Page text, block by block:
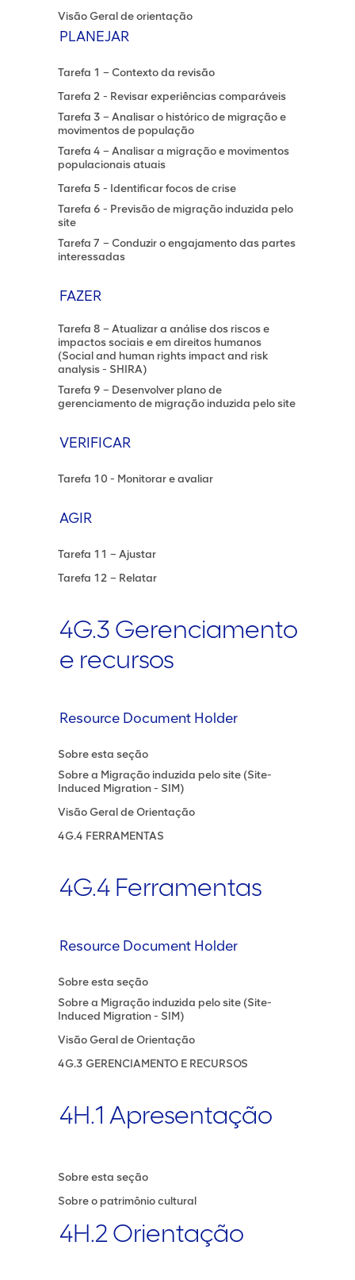
Visão Geral de orientação
PLANEJAR
Tarefa 1 – Contexto da revisão
Tarefa 2 - Revisar experiências comparáveis
Tarefa 3 – Analisar o histórico de migração e
movimentos de população
Tarefa 4 – Analisar a migração e movimentos
populacionais atuais
Tarefa 5 - Identificar focos de crise
Tarefa 6 - Previsão de migração induzida pelo
site
Tarefa 7 – Conduzir o engajamento das partes
interessadas
FAZER
Tarefa 8 – Atualizar a análise dos riscos e
impactos sociais e em direitos humanos
(Social and human rights impact and risk
analysis - SHIRA)
Tarefa 9 – Desenvolver plano de
gerenciamento de migração induzida pelo site
VERIFICAR
Tarefa 10 - Monitorar e avaliar
AGIR
Tarefa 11 – Ajustar
Tarefa 12 – Relatar
4G.3 Gerenciamento
e recursos
Resource Document Holder
Sobre esta seção
Sobre a Migração induzida pelo site (Site-
Induced Migration - SIM)
Visão Geral de Orientação
4G.4 FERRAMENTAS
4G.4 Ferramentas
Resource Document Holder
Sobre esta seção
Sobre a Migração induzida pelo site (Site-
Induced Migration - SIM)
Visão Geral de Orientação
4G.3 GERENCIAMENTO E RECURSOS
4H.1 Apresentação
Sobre esta seção
Sobre o patrimônio cultural
4H.2 Orientação